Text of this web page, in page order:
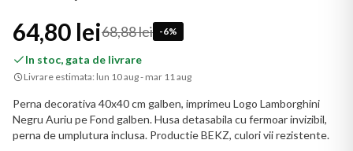
64,80 lei68,88 lei -6%
In stoc, gata de livrare
Livrare estimata: lun 10 aug - mar 11 aug
Perna decorativa 40x40 cm galben, imprimeu Logo Lamborghini
Negru Auriu pe Fond galben. Husa detasabila cu fermoar invizibil,
perna de umplutura inclusa. Productie BEKZ, culori vii rezistente.